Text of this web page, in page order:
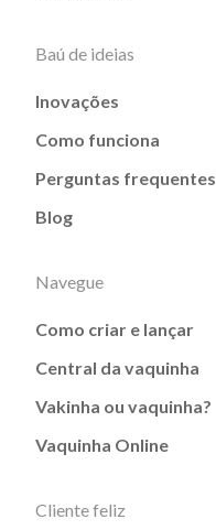
Baú de ideias
Inovações
Como funciona
Perguntas frequentes
Blog
Navegue
Como criar e lançar
Central da vaquinha
Vakinha ou vaquinha?
Vaquinha Online
Cliente feliz